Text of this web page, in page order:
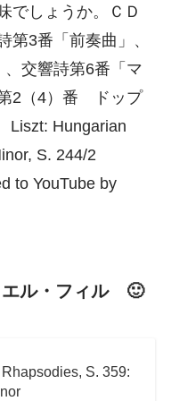
でしょうか。ＣＤ
3番「前奏曲」、
交響詩第6番「マ
2（4）番 ドップ
Hungarian
S. 244/2
to YouTube by
ル・フィル 🙂
S. 359: